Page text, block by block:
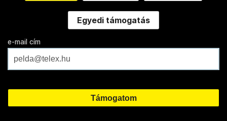
Egyedi támogatás
e-mail cím